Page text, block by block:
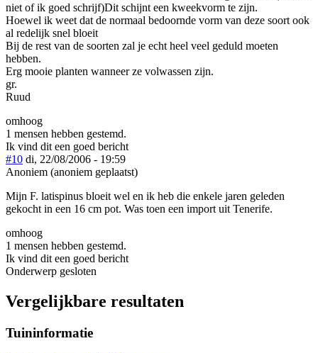
niet of ik goed schrijf)Dit schijnt een kweekvorm te zijn.
Hoewel ik weet dat de normaal bedoornde vorm van deze soort ook
al redelijk snel bloeit
Bij de rest van de soorten zal je echt heel veel geduld moeten
hebben.
Erg mooie planten wanneer ze volwassen zijn.
gr.
Ruud
omhoog
1 mensen hebben gestemd.
Ik vind dit een goed bericht
#10 di, 22/08/2006 - 19:59
Anoniem (anoniem geplaatst)
Mijn F. latispinus bloeit wel en ik heb die enkele jaren geleden
gekocht in een 16 cm pot. Was toen een import uit Tenerife.
omhoog
1 mensen hebben gestemd.
Ik vind dit een goed bericht
Onderwerp gesloten
Vergelijkbare resultaten
Tuininformatie